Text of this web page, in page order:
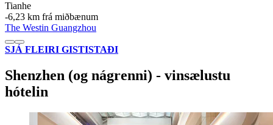
Tianhe
‐6,23 km frá miðbænum
The Westin Guangzhou
SJÁ FLEIRI GISTISTAÐI
Shenzhen (og nágrenni) - vinsælustu
hótelin